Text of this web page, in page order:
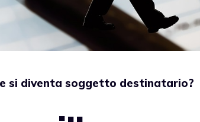
si diventa soggetto destinatario?